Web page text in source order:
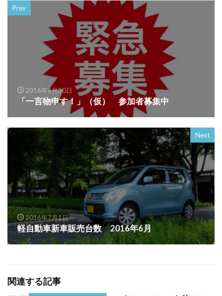
Prev
2016年6月30日
「一言物申す！」（仮） 参加者募集中
Next
2016年7月1日
軽自動車新車販売台数 2016年6月
関連する記事